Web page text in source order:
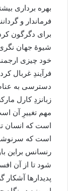
بهره برداری
فرماندار و
برای دگرگون
شیوۀ جهان
خود چیزی
فرآیندِ غربال
دسترسی به
زبانزدِ کارل
مهم تغییرِ آن
است که انسان
است که
رنسانس براین
شود تا از آن
پدیدارها